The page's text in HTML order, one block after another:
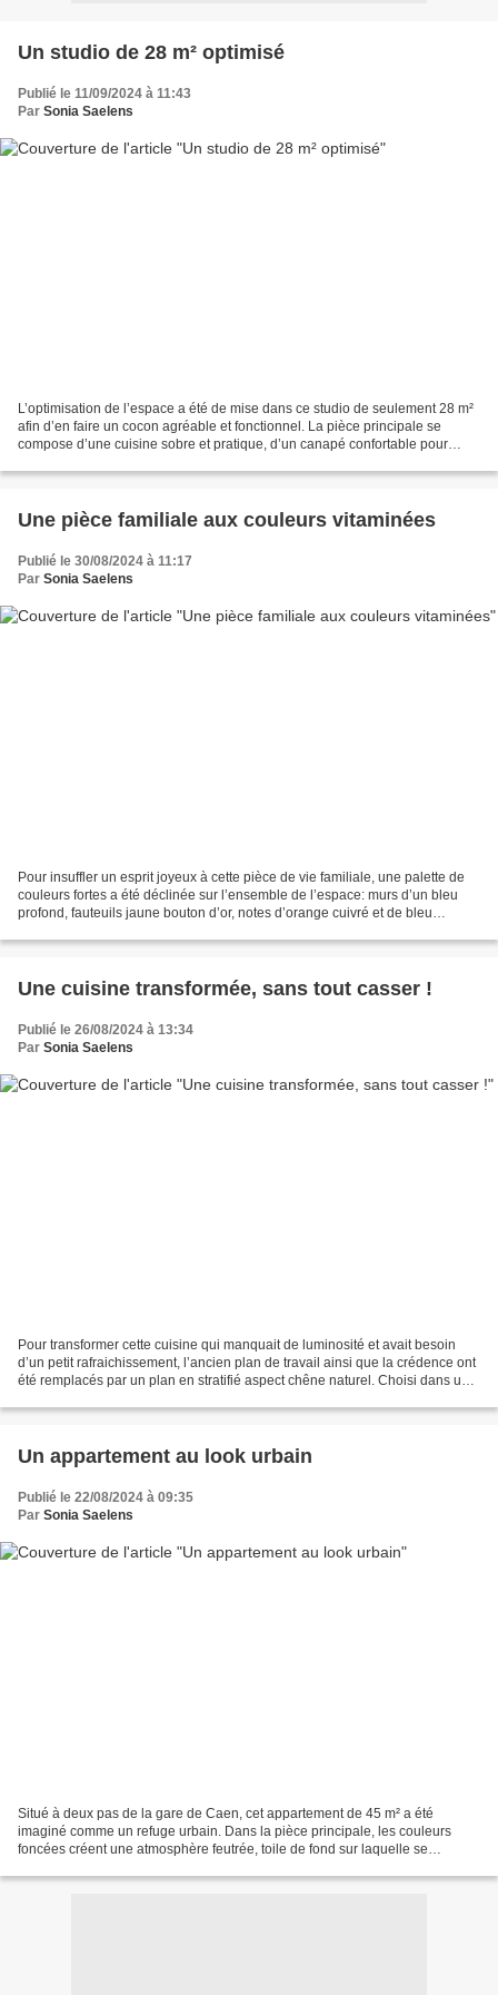
Un studio de 28 m² optimisé
Publié le 11/09/2024 à 11:43
Par Sonia Saelens
L’optimisation de l’espace a été de mise dans ce studio de seulement 28 m²
afin d’en faire un cocon agréable et fonctionnel. La pièce principale se
compose d’une cuisine sobre et pratique, d’un canapé confortable pour
Une pièce familiale aux couleurs vitaminées
Publié le 30/08/2024 à 11:17
Par Sonia Saelens
Pour insuffler un esprit joyeux à cette pièce de vie familiale, une palette de
couleurs fortes a été déclinée sur l’ensemble de l’espace: murs d’un bleu
profond, fauteuils jaune bouton d’or, notes d’orange cuivré et de bleu
Une cuisine transformée, sans tout casser !
Publié le 26/08/2024 à 13:34
Par Sonia Saelens
Pour transformer cette cuisine qui manquait de luminosité et avait besoin
d’un petit rafraichissement, l’ancien plan de travail ainsi que la crédence ont
été remplacés par un plan en stratifié aspect chêne naturel. Choisi dans une
Un appartement au look urbain
Publié le 22/08/2024 à 09:35
Par Sonia Saelens
Situé à deux pas de la gare de Caen, cet appartement de 45 m² a été
imaginé comme un refuge urbain. Dans la pièce principale, les couleurs
foncées créent une atmosphère feutrée, toile de fond sur laquelle se